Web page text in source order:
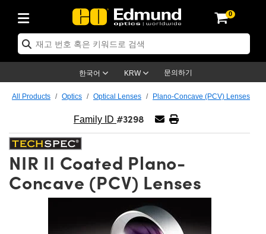
0
한국어 KRW 문의하기
Optics
Optics
Expanders
System
and Breadboards
Objectives
and Electronics
Lenses
(S-Mount Lenses)
Magnification Lenses
Objectives
Cameras
Cameras
이트 & 조명
Accessories
Targets
Targets
& Stage Micrometers
Level Test Targets
& Detection
Solutions
and Electronics
& Production
Handling Tools
Products
By Application
Imaging
By Brand
Products
신제품
Lenses
Products
Lenses
Products
Microscopy
Lenses
All Products Optics Optical Lenses Plano-Concave (PCV) Lenses
Family ID #3298
NIR II Coated Plano-
Concave (PCV) Lenses